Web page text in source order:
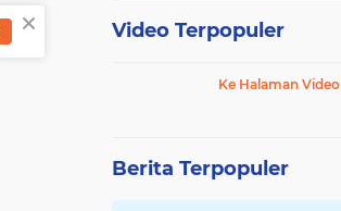
Video Terpopuler
Ke Halaman Video
Berita Terpopuler
×